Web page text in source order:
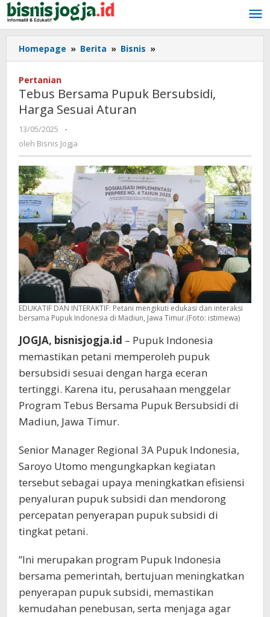
Lewati
ke
konten
Homepage » Berita » Bisnis »
Bersama
Bersubsidi,
Harga
Pertanian
Tebus Bersama Pupuk Bersubsidi,
Harga Sesuai Aturan
13/05/2025
oleh
Bisnis
Jogja
-
oleh Bisnis Jogja
EDUKATIF DAN INTERAKTIF: Petani mengikuti edukasi dan interaksi
bersama Pupuk Indonesia di Madiun, Jawa Timur.(Foto: istimewa)
JOGJA, bisnisjogja.id – Pupuk Indonesia
memastikan petani memperoleh pupuk
bersubsidi sesuai dengan harga eceran
tertinggi. Karena itu, perusahaan menggelar
Program Tebus Bersama Pupuk Bersubsidi di
Madiun, Jawa Timur.
Senior Manager Regional 3A Pupuk Indonesia,
Saroyo Utomo mengungkapkan kegiatan
tersebut sebagai upaya meningkatkan efisiensi
penyaluran pupuk subsidi dan mendorong
percepatan penyerapan pupuk subsidi di
tingkat petani.
”Ini merupakan program Pupuk Indonesia
bersama pemerintah, bertujuan meningkatkan
penyerapan pupuk subsidi, memastikan
kemudahan penebusan, serta menjaga agar